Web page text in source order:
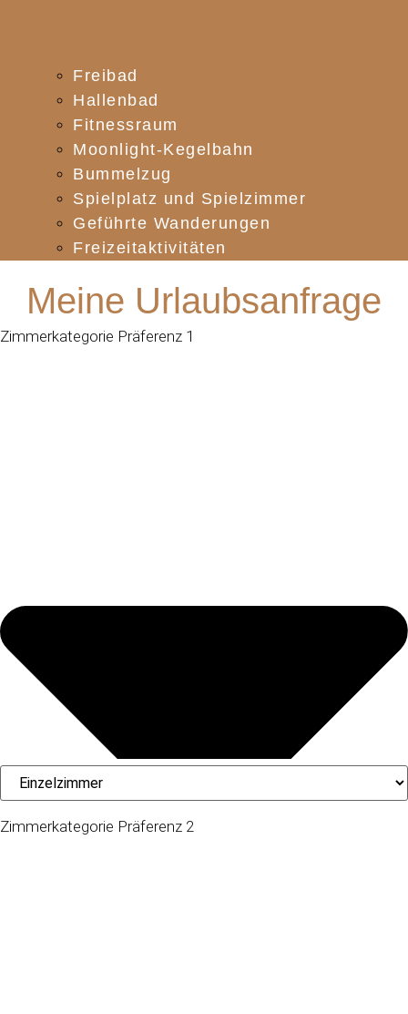
Freibad
Hallenbad
Fitnessraum
Moonlight-Kegelbahn
Bummelzug
Spielplatz und Spielzimmer
Geführte Wanderungen
Freizeitaktivitäten
Meine Urlaubsanfrage
Zimmerkategorie Präferenz 1
Zimmerkategorie Präferenz 2